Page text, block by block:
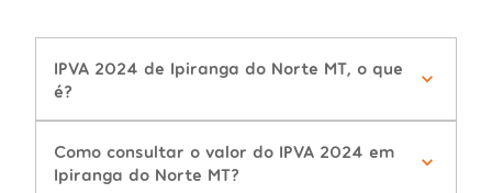
IPVA 2024 de Ipiranga do Norte MT, o que
é?
Como consultar o valor do IPVA 2024 em
Ipiranga do Norte MT?